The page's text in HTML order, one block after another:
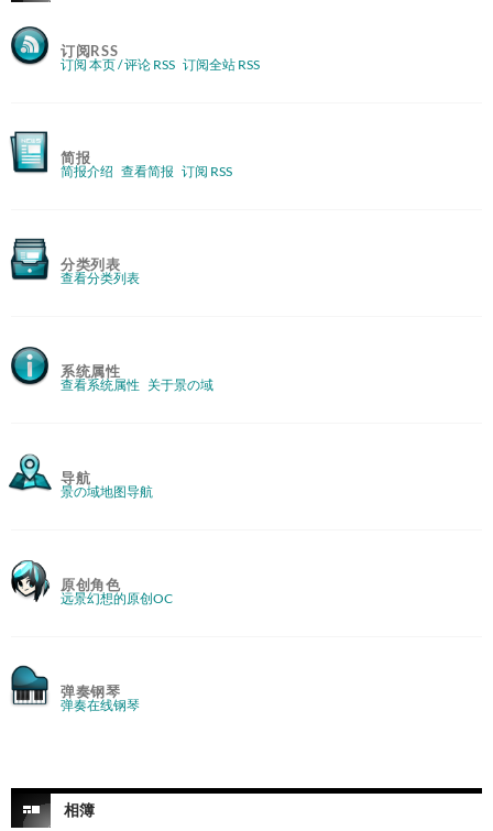
订阅RSS
订阅 本页 / 评论 RSS 订阅全站 RSS
简报
简报介绍 查看简报 订阅 RSS
分类列表
查看分类列表
系统属性
查看系统属性 关于景の域
导航
景の域地图导航
原创角色
远景幻想的原创OC
弹奏钢琴
弹奏在线钢琴
相簿